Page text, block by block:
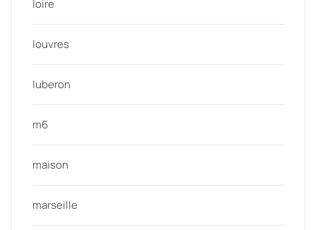
loire
louvres
luberon
m6
maison
marseille